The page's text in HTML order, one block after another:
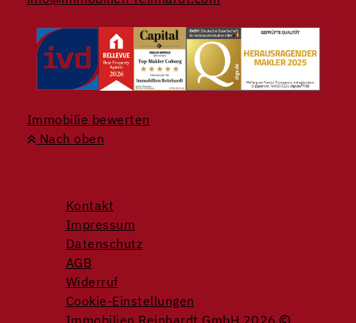
Nach oben
Immobilie bewerten
Kontakt
Impressum
Datenschutz
AGB
Widerruf
Cookie-Einstellungen